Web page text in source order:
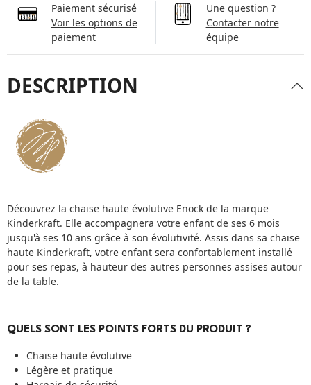
Paiement sécurisé
Voir les options de
paiement
Une question ?
Contacter notre
équipe
DESCRIPTION
Découvrez la chaise haute évolutive Enock de la marque
Kinderkraft. Elle accompagnera votre enfant de ses 6 mois
jusqu'à ses 10 ans grâce à son évolutivité. Assis dans sa chaise
haute Kinderkraft, votre enfant sera confortablement installé
pour ses repas, à hauteur des autres personnes assises autour
de la table.
QUELS SONT LES POINTS FORTS DU PRODUIT ?
Chaise haute évolutive
Légère et pratique